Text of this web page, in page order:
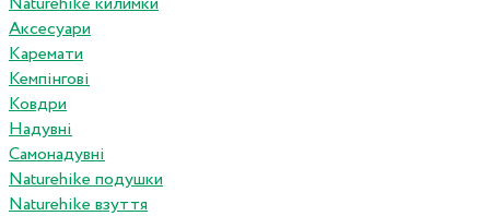
Аксесуари
Каремати
Кемпінгові
Ковдри
Надувні
Самонадувні
Naturehike подушки
Naturehike взуття